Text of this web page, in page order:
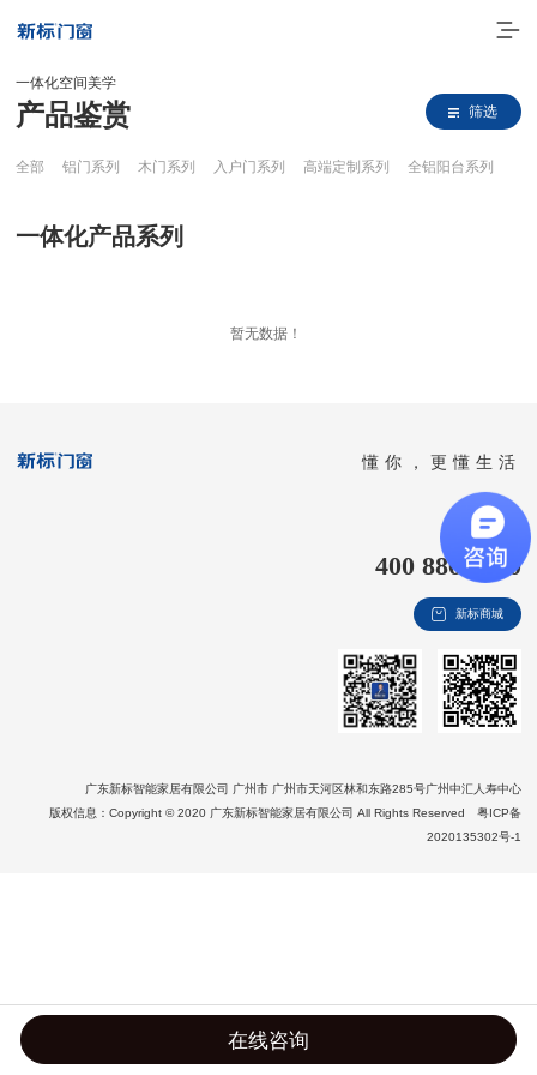
门窗实力派
一体化空间美学
产品鉴赏 筛选
全部 铝门系列 木门系列 入户门系列 高端定制系列 全铝阳台系列
一体化产品系列
暂无数据！
懂你，更懂生活
全国客服热线
400 8866 020
新标商城
广东新标智能家居有限公司 广州市 广州市天河区林和东路285号广州中汇人寿中心
版权信息：Copyright © 2020 广东新标智能家居有限公司 All Rights Reserved 粤ICP备
2020135302号-1
在线咨询